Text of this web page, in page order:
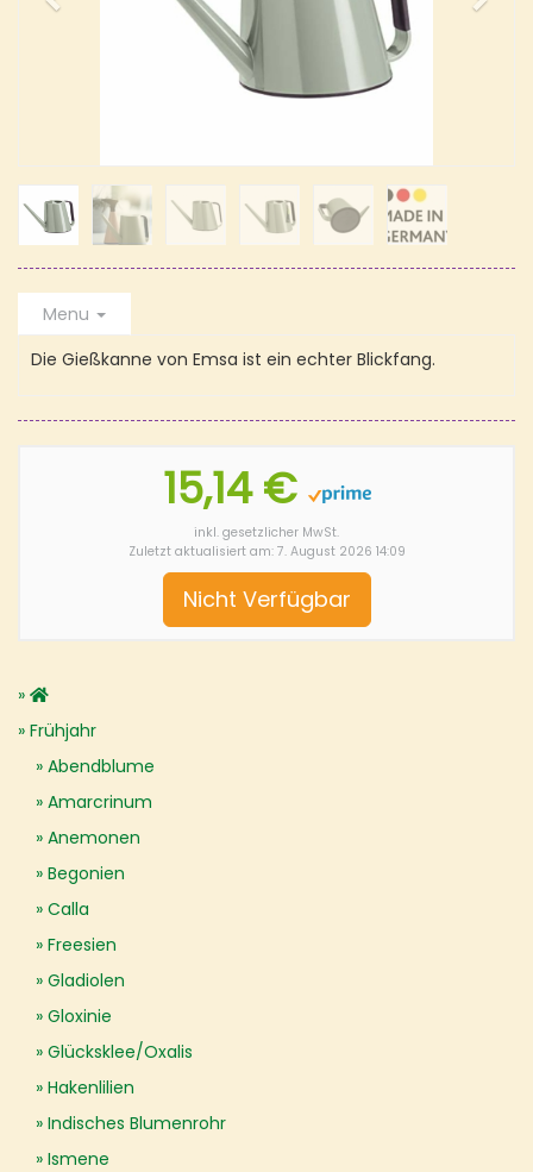
Menu
Die Gießkanne von Emsa ist ein echter Blickfang.
15,14 €
inkl. gesetzlicher MwSt.
Zuletzt aktualisiert am: 7. August 2026 14:09
Nicht Verfügbar
Frühjahr
Abendblume
Amarcrinum
Anemonen
Begonien
Calla
Freesien
Gladiolen
Gloxinie
Glücksklee/Oxalis
Hakenlilien
Indisches Blumenrohr
Ismene